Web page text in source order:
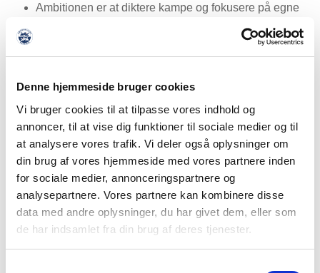
Denne hjemmeside bruger cookies
Vi bruger cookies til at tilpasse vores indhold og
annoncer, til at vise dig funktioner til sociale medier og til
at analysere vores trafik. Vi deler også oplysninger om
din brug af vores hjemmeside med vores partnere inden
for sociale medier, annonceringspartnere og
analysepartnere. Vores partnere kan kombinere disse
data med andre oplysninger, du har givet dem, eller som
de har indsamlet fra din brug af deres tjenester.
Ambitionen er at diktere kampe og fokusere på egne
Synliggørelse af en fælles kultur på alle niveauer af
TILBAGE TIL STRATEGI